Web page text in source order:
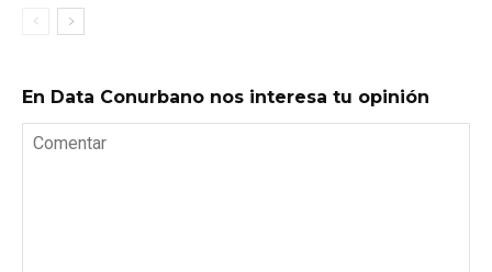
En Data Conurbano nos interesa tu opinión